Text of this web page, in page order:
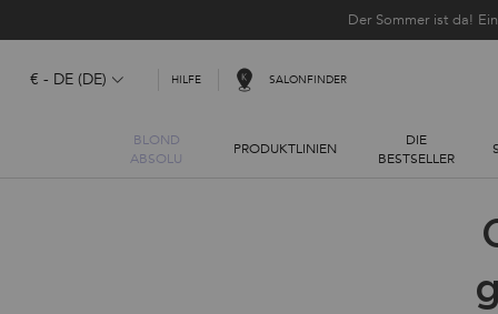
Der Sommer ist da!
€ - DE (DE) HILFE SALONFINDER
BLOND
ABSOLU
PRODUKTLINIEN
DIE
BESTSELLER